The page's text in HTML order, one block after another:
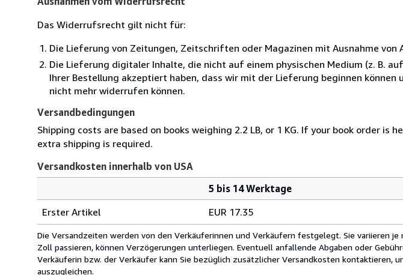
Das Widerrufsrecht gilt nicht für:
Die Lieferung von Zeitungen, Zeitschriften oder Magazinen mit Ausnahme von
Die Lieferung digitaler Inhalte, die nicht auf einem physischen Medium (z. B.
Ihrer Bestellung akzeptiert haben, dass wir mit der Lieferung beginnen können
nicht mehr widerrufen können.
Versandbedingungen
Shipping costs are based on books weighing 2.2 LB, or 1 KG. If your book order is
extra shipping is required.
Versandkosten innerhalb von USA
innerhalb
von
USA
5 bis 14 Werktage
Erster Artikel
EUR 17.35
Die Versandzeiten werden von den Verkäuferinnen und Verkäufern festgelegt. Sie variieren
Zoll passieren, können Verzögerungen unterliegen. Eventuell anfallende Abgaben oder
Verkäuferin bzw. der Verkäufer kann Sie bezüglich zusätzlicher Versandkosten kontaktieren,
auszugleichen.